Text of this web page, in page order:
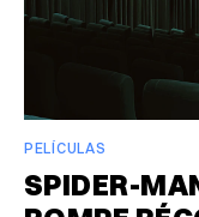
PELÍCULAS
SPIDER-